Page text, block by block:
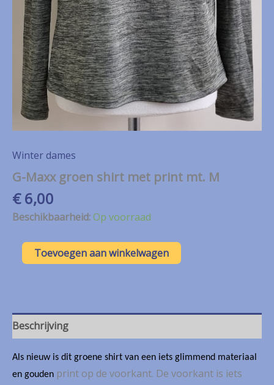
Winter dames
G-Maxx groen shirt met print mt. M
€6,00
Beschikbaarheid:Op voorraad
Maxx
mt.
M
Toevoegen aan winkelwagen
Beschrijving
Als nieuw is dit groene shirt van een iets glimmend materiaal
en gouden print op de voorkant. De voorkant is iets